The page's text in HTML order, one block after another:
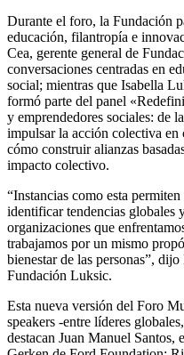
Durante el foro, la Fundación
educación, filantropía e
Cea, gerente general de
conversaciones centradas en
social; mientras que Isabella
formó parte del panel
y emprendedores sociales: de
impulsar la acción colectiva
cómo construir alianzas
impacto colectivo.
“Instancias como esta
identificar tendencias globales
organizaciones que
trabajamos por un mismo
bienestar de las personas”,
Fundación Luksic.
Esta nueva versión del Foro
speakers -entre líderes
destacan Juan Manuel Santos,